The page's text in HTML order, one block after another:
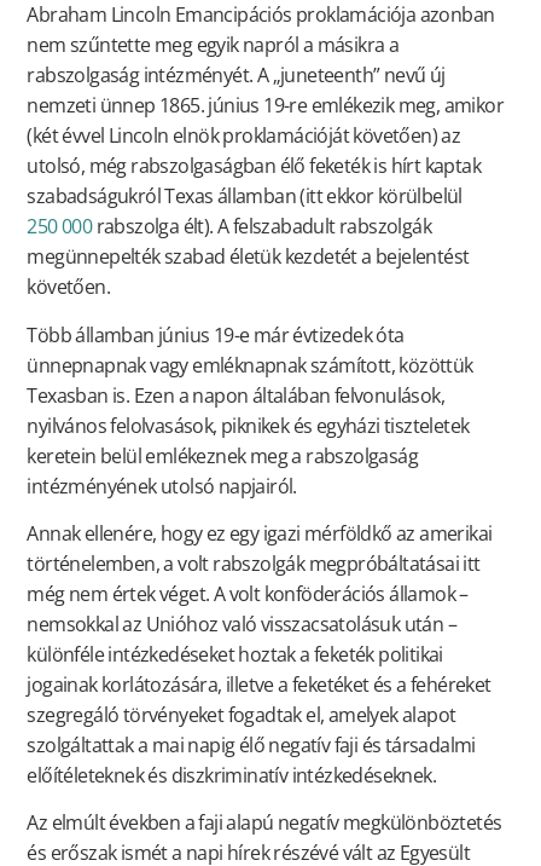
Abraham Lincoln Emancipációs proklamációja azonban
nem szűntette meg egyik napról a másikra a
rabszolgaság intézményét. A „juneteenth” nevű új
nemzeti ünnep 1865. június 19-re emlékezik meg, amikor
(két évvel Lincoln elnök proklamációját követően) az
utolsó, még rabszolgaságban élő feketék is hírt kaptak
szabadságukról Texas államban (itt ekkor körülbelül
250 000rabszolga élt). A felszabadult rabszolgák
megünnepelték szabad életük kezdetét a bejelentést
követően.
Több államban június 19-e már évtizedek óta
ünnepnapnak vagy emléknapnak számított, közöttük
Texasban is. Ezen a napon általában felvonulások,
nyilvános felolvasások, piknikek és egyházi tiszteletek
keretein belül emlékeznek meg a rabszolgaság
intézményének utolsó napjairól.
Annak ellenére, hogy ez egy igazi mérföldkő az amerikai
történelemben, a volt rabszolgák megpróbáltatásai itt
még nem értek véget. A volt konföderációs államok –
nemsokkal az Unióhoz való visszacsatolásuk után –
különféle intézkedéseket hoztak a feketék politikai
jogainak korlátozására, illetve a feketéket és a fehéreket
szegregáló törvényeket fogadtak el, amelyek alapot
szolgáltattak a mai napig élő negatív faji és társadalmi
előítéleteknek és diszkriminatív intézkedéseknek.
Az elmúlt években a faji alapú negatív megkülönböztetés
és erőszak ismét a napi hírek részévé vált az Egyesült